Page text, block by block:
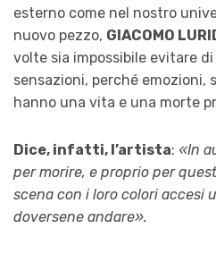
esterno come nel nostro
nuovo pezzo, GIACOMO
volte sia impossibile evitare
sensazioni, perché emozioni,
hanno una vita e una morte
Dice, infatti, l’artista: «In
per morire, e proprio per
scena con i loro colori accesi
doversene andare».